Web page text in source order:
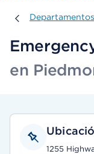
Departamentos
en
1255